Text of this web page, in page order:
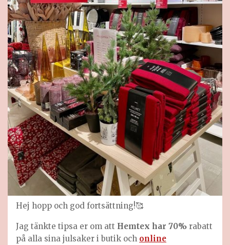
Hej hopp och god fortsättning!🥰
Jag tänkte tipsa er om att Hemtex har 70% rabatt
på alla sina julsaker i butik och online